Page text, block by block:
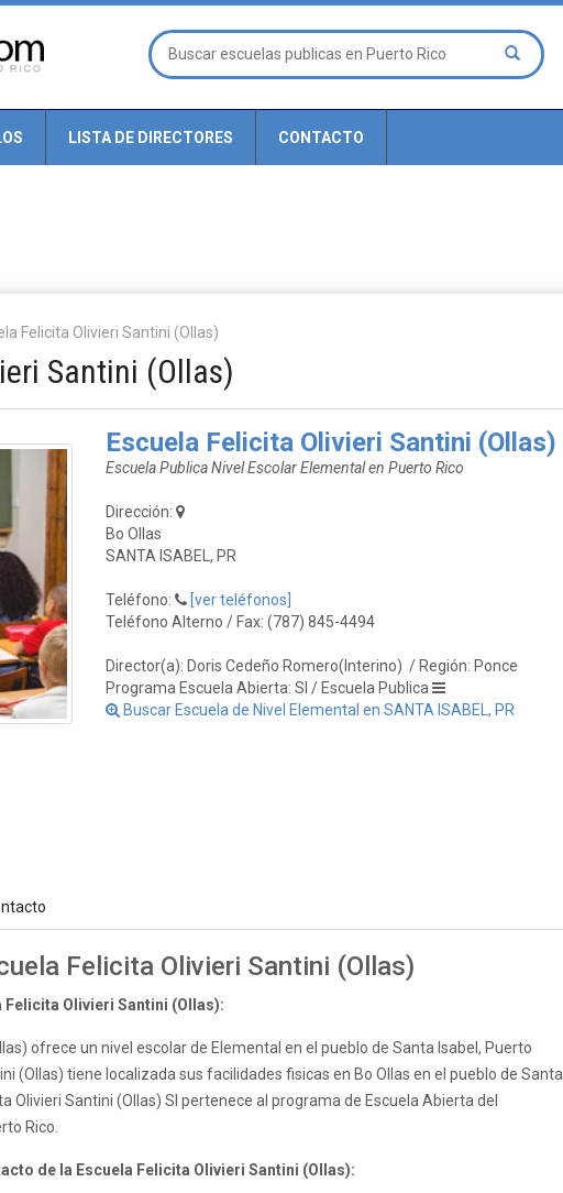
LISTA DE DIRECTORES CONTACTO
Felicita Olivieri Santini (Ollas)
Santini (Ollas)
Escuela Felicita Olivieri Santini (Ollas)
Escuela Publica Nivel Escolar Elemental en Puerto Rico
Dirección:
Bo Ollas
SANTA ISABEL, PR
Teléfono:
[ver teléfonos]
Teléfono Alterno / Fax: (787) 845-4494
Director(a): Doris Cedeño Romero(Interino) / Región: Ponce
Programa Escuela Abierta: SI / Escuela Publica
Buscar Escuela de Nivel Elemental en SANTA ISABEL, PR
Felicita Olivieri Santini (Ollas)
Felicita Olivieri Santini (Ollas):
ofrece un nivel escolar de Elemental en el pueblo de Santa Isabel, Puerto
(Ollas) tiene localizada sus facilidades fisicas en Bo Ollas en el pueblo de Santa
Olivieri Santini (Ollas) SI pertenece al programa de Escuela Abierta del
Rico.
de la Escuela Felicita Olivieri Santini (Ollas):